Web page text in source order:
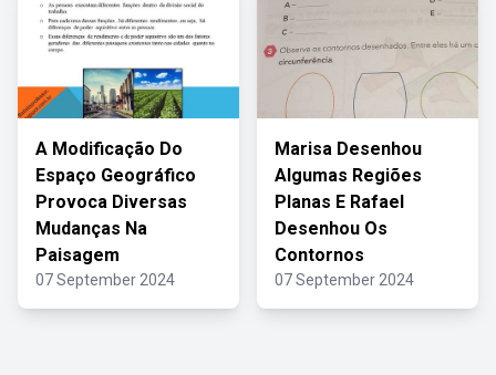
A Modificação Do
Espaço Geográfico
Provoca Diversas
Mudanças Na
Paisagem
07 September 2024
Marisa Desenhou
Algumas Regiões
Planas E Rafael
Desenhou Os
Contornos
07 September 2024